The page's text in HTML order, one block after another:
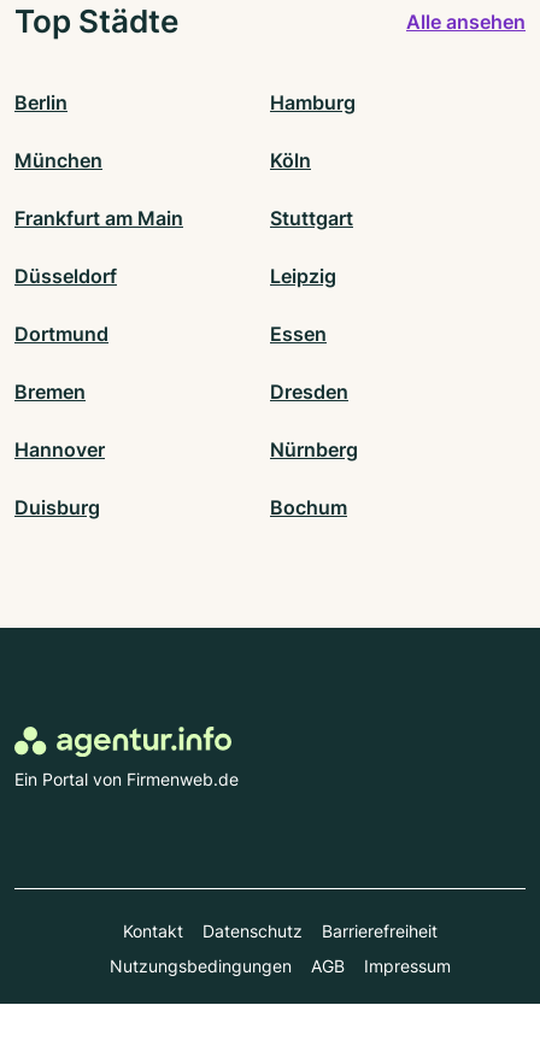
Top Städte Alle ansehen
Berlin Hamburg
München Köln
Frankfurt am Main Stuttgart
Düsseldorf Leipzig
Dortmund Essen
Bremen Dresden
Hannover Nürnberg
Duisburg Bochum
Ein Portal von Firmenweb.de
Kontakt Datenschutz
Barrierefreiheit
Nutzungsbedingungen
AGB Impressum